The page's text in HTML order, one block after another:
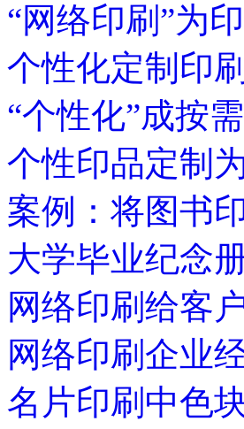
“网络印刷”为
个性化定制印
“个性化”成按
个性印品定制
案例：将图书
大学毕业纪念
网络印刷给客
网络印刷企业
名片印刷中色